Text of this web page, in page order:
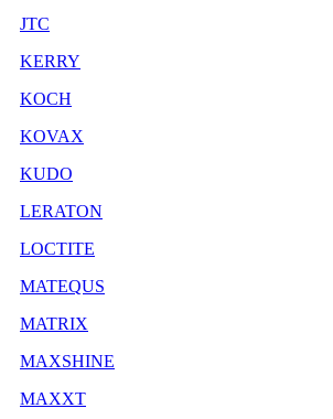
JTC
KERRY
KOCH
KOVAX
KUDO
LERATON
LOCTITE
MATEQUS
MATRIX
MAXSHINE
MAXXT